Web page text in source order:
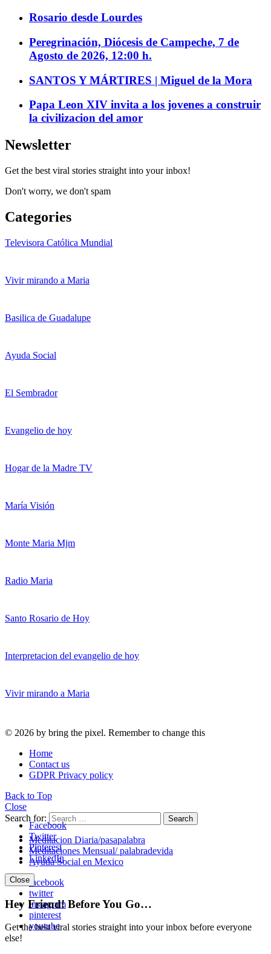
Rosario desde Lourdes
Peregrinación, Diócesis de Campeche, 7 de
Agosto de 2026, 12:00 h.
SANTOS Y MÁRTIRES | Miguel de la Mora
Papa Leon XIV invita a los jovenes a construir
la civilizacion del amor
Newsletter
Get the best viral stories straight into your inbox!
Don't worry, we don't spam
Categories
Televisora Católica Mundial
Vivir mirando a Maria
Basilica de Guadalupe
Ayuda Social
El Sembrador
Evangelio de hoy
Hogar de la Madre TV
María Visión
Monte Maria Mjm
Radio Maria
Santo Rosario de Hoy
Interpretacion del evangelio de hoy
Vivir mirando a Maria
© 2026 by bring the pixel. Remember to change this
Home
Contact us
GDPR Privacy policy
Back to Top
Close
Search for:
Search
Meditacion Diaria/pasapalabra
Meditaciones Mensual/ palabradevida
Ayuda Social en Mexico
facebook
twitter
instagram
pinterest
youtube
Facebook
Twitter
Pinterest
LinkedIn
Close
Hey Friend! Before You Go…
Get the best viral stories straight into your inbox before everyone
else!